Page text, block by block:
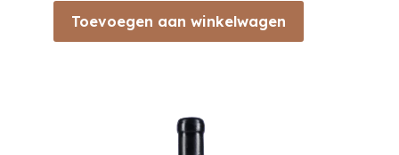
Toevoegen aan winkelwagen